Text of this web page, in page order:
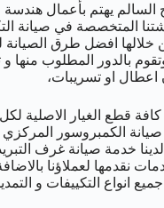
يهتم بأعمال هندسة
المتخصصة في صيانة
خلالها افضل طرق الصيانة
وتقوم بالدور المطلوب منها
اعطال او تسريبات،
قطع الغيار الاصلية
الكمبروسور المركزي
خدمة صيانة غرف
نقدمها لعملاؤنا
انواع التكييفات و